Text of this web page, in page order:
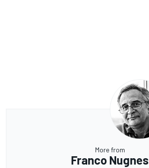
More from
Franco Nugnes